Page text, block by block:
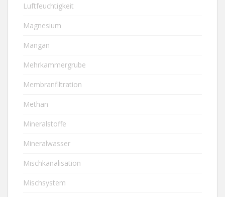
Luftfeuchtigkeit
Magnesium
Mangan
Mehrkammergrube
Membranfiltration
Methan
Mineralstoffe
Mineralwasser
Mischkanalisation
Mischsystem